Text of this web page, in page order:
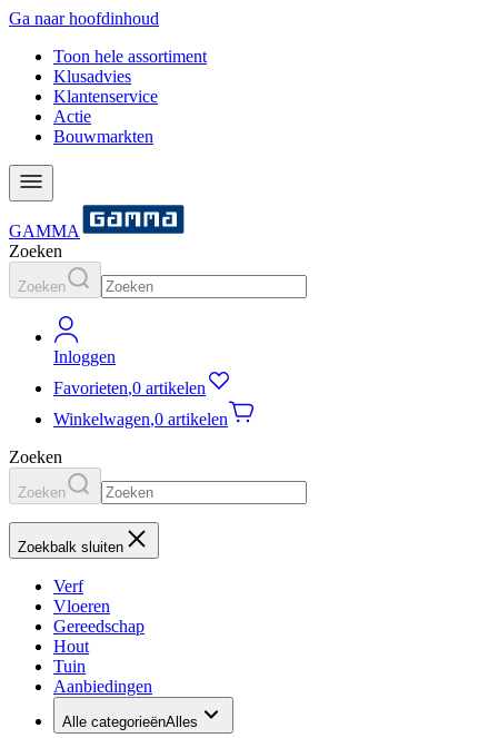
Ga naar hoofdinhoud
Toon hele assortiment
Klusadvies
Klantenservice
Actie
Bouwmarkten
GAMMA
Zoeken
Zoeken
Inloggen
Favorieten,0 artikelen
Winkelwagen,0 artikelen
Zoeken
Zoeken
Zoekbalk sluiten
Verf
Vloeren
Gereedschap
Hout
Tuin
Aanbiedingen
Alle categorieënAlles